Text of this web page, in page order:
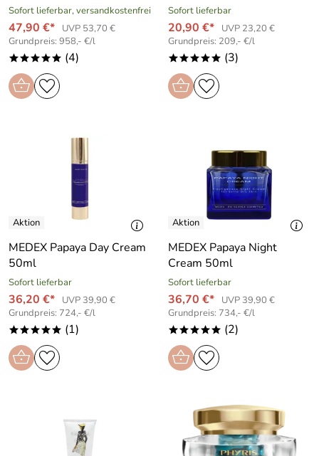
Sofort lieferbar, versandkostenfrei
47,90 €*
UVP 53,70 €
Grundpreis: 958,- €/l
***** (4)
Sofort lieferbar
20,90 €*
UVP 23,20 €
Grundpreis: 209,- €/l
***** (3)
MEDEX Papaya Day Cream
50ml
Sofort lieferbar
36,20 €*
UVP 39,90 €
Grundpreis: 724,- €/l
***** (1)
MEDEX Papaya Night
Cream 50ml
Sofort lieferbar
36,70 €*
UVP 39,90 €
Grundpreis: 734,- €/l
***** (2)